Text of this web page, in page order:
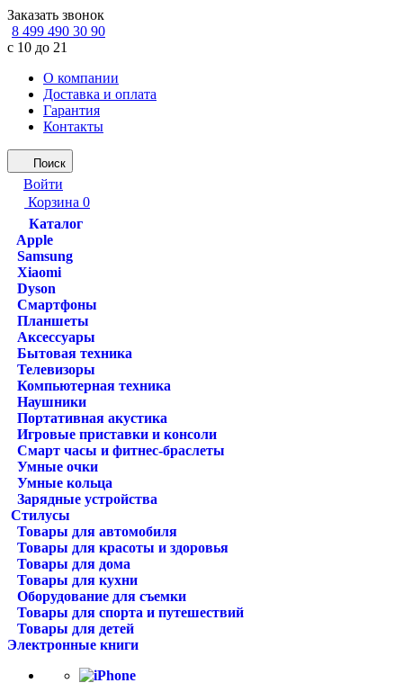
Заказать звонок
8 499 490 30 90
с 10 до 21
О компании
Доставка и оплата
Гарантия
Контакты
Поиск
Войти
Корзина 0
Каталог
Apple
Samsung
Xiaomi
Dyson
Смартфоны
Планшеты
Аксессуары
Бытовая техника
Телевизоры
Компьютерная техника
Наушники
Портативная акустика
Игровые приставки и консоли
Смарт часы и фитнес-браслеты
Умные очки
Умные кольца
Зарядные устройства
Стилусы
Товары для автомобиля
Товары для красоты и здоровья
Товары для дома
Товары для кухни
Оборудование для съемки
Товары для спорта и путешествий
Товары для детей
Электронные книги